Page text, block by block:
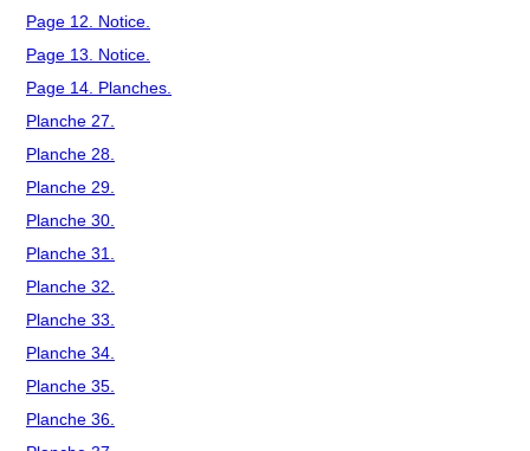
Page 12. Notice.
Page 13. Notice.
Page 14. Planches.
Planche 27.
Planche 28.
Planche 29.
Planche 30.
Planche 31.
Planche 32.
Planche 33.
Planche 34.
Planche 35.
Planche 36.